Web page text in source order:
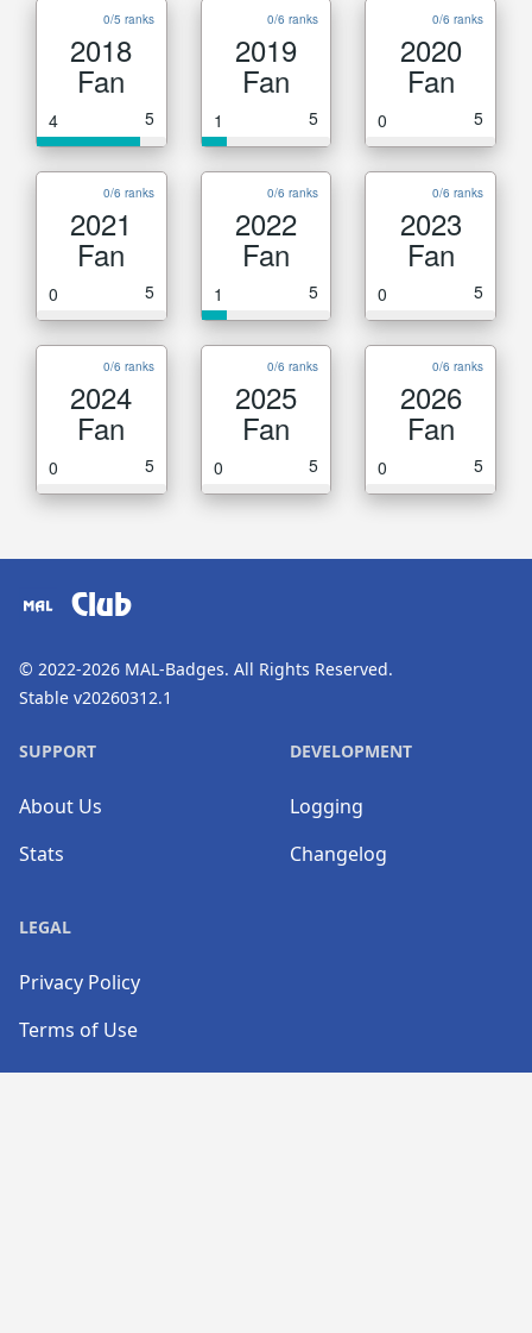
0/5 ranks
2018
Fan
4 5
0/6 ranks
2019
Fan
1 5
0/6 ranks
2020
Fan
0 5
0/6 ranks
2021
Fan
0 5
0/6 ranks
2022
Fan
1 5
0/6 ranks
2023
Fan
0 5
0/6 ranks
2024
Fan
0 5
0/6 ranks
2025
Fan
0 5
0/6 ranks
2026
Fan
0 5
Club
© 2022-2026 MAL-Badges. All Rights Reserved.
Stable v20260312.1
SUPPORT
About Us
Stats
DEVELOPMENT
Logging
Changelog
LEGAL
Privacy Policy
Terms of Use